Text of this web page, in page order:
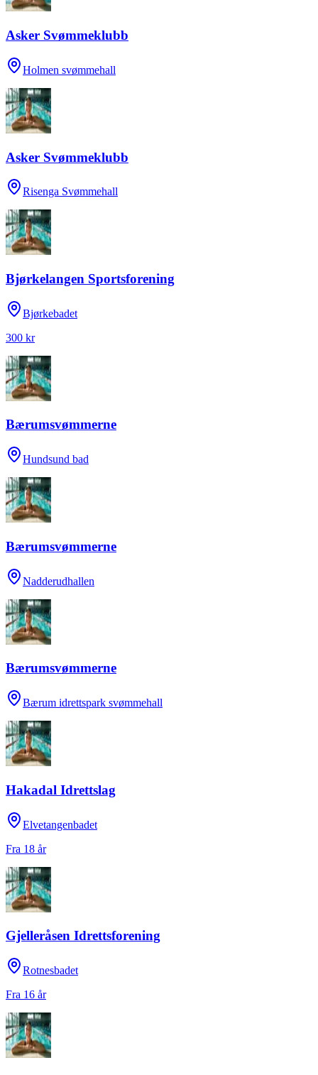
Asker Svømmeklubb
Holmen svømmehall
Asker Svømmeklubb
Risenga Svømmehall
Bjørkelangen Sportsforening
Bjørkebadet
300 kr
Bærumsvømmerne
Hundsund bad
Bærumsvømmerne
Nadderudhallen
Bærumsvømmerne
Bærum idrettspark svømmehall
Hakadal Idrettslag
Elvetangenbadet
Fra 18 år
Gjelleråsen Idrettsforening
Rotnesbadet
Fra 16 år